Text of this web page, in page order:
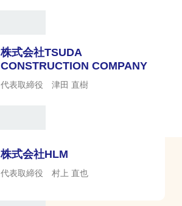
株式会社TSUDA
CONSTRUCTION COMPANY
代表取締役 津田 直樹
株式会社HLM
代表取締役 村上 直也